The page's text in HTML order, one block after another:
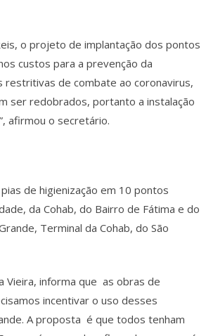
o projeto de implantação dos pontos
custos para a prevenção da
restritivas de combate ao coronavirus,
ser redobrados, portanto a instalação
afirmou o secretário.
de higienização em 10 pontos
da Cohab, do Bairro de Fátima e do
Terminal da Cohab, do São
Vieira, informa que as obras de
incentivar o uso desses
A proposta é que todos tenham